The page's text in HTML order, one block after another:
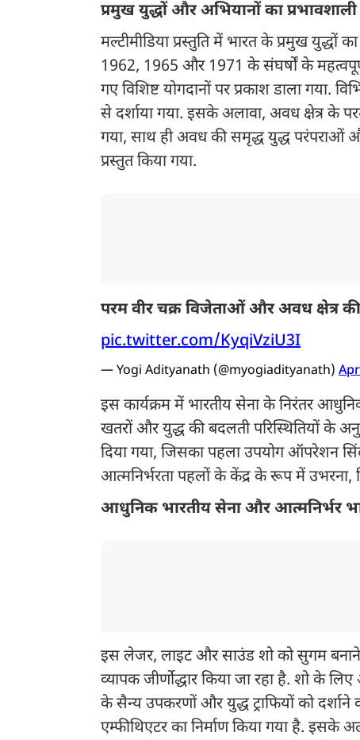
प्रमुख युद्धों और अभियानों का प्रभावशाली
मल्टीमीडिया प्रस्तुति में भारत के प्रमुख
1962, 1965 और 1971 के संघर्षों के
गए विशिष्ट योगदानों पर प्रकाश डाला गया.
से दर्शाया गया. इसके अलावा, अवध क्षेत्र के
गया, साथ ही अवध की समृद्ध युद्ध परंपराओं और
प्रस्तुत किया गया.
परम वीर चक्र विजेताओं और अवध क्षेत्र की
pic.twitter.com/KyqiVziU3I
— Yogi Adityanath (@myogiadityanath)
इस कार्यक्रम में भारतीय सेना के निरंतर
खतरों और युद्ध की बदलती परिस्थितियों के
दिया गया, जिसका पहला उपयोग ऑपरेशन
आत्मनिर्भरता पहलों के केंद्र के रूप में उभरना,
आधुनिक भारतीय सेना और आत्मनिर्भर
इस लेजर, लाइट और साउंड शो को सुगम बनाने
व्यापक जीर्णोद्धार किया जा रहा है. शो के
के सैन्य उपकरणों और युद्ध ट्राफियों को
एम्फीथिएटर का निर्माण किया गया है. इसके